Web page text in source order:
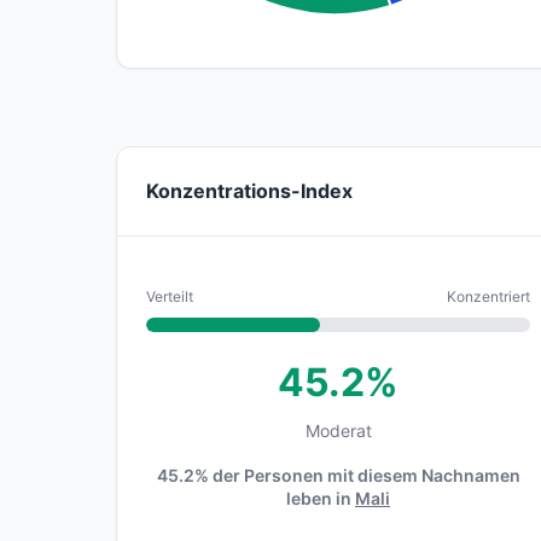
Konzentrations-Index
Verteilt Konzentriert
45.2%
Moderat
45.2% der Personen mit diesem Nachnamen
leben in Mali